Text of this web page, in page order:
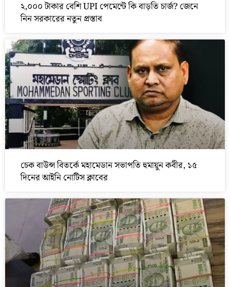
২,০০০ টাকার বেশি UPI পেমেন্টে কি বাড়তি চার্জ? জেনে
নিন সরকারের নতুন প্রস্তাব
চেক বাউন্স বিতর্কে মহামেডান সভাপতি হুমায়ুন কবীর, ১৫
দিনের আইনি নোটিস ক্লাবের